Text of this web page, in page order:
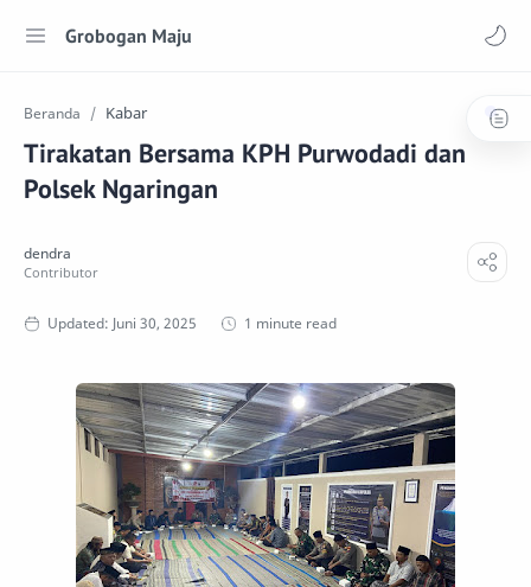
Grobogan Maju
Beranda Kabar
Tirakatan Bersama KPH Purwodadi dan
Polsek Ngaringan
1 minute read